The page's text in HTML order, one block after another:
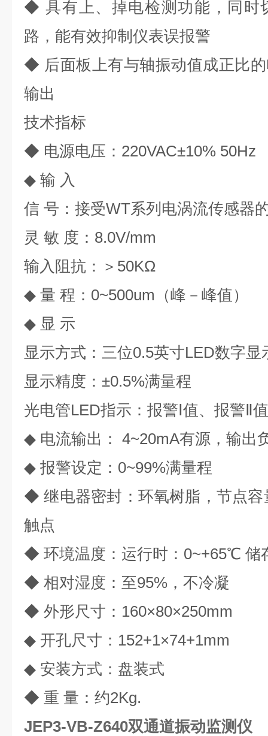
◆ 具有上、掉电检测功能，同时
路，能有效抑制仪表误报警
◆ 后面板上有与轴振动值成正比
输出
技术指标
◆ 电源电压：220VAC±10% 50Hz
◆ 输 入
信 号：接受WT系列电涡流传感器
灵 敏 度：8.0V/mm
输入阻抗：＞50KΩ
◆ 量 程：0~500um（峰－峰值）
◆ 显 示
显示方式：三位0.5英寸LED数字显
显示精度：±0.5%满量程
光电管LED指示：报警Ⅰ值、报警Ⅱ
◆ 电流输出： 4~20mA有源，输出
◆ 报警设定：0~99%满量程
◆ 继电器密封：环氧树脂，节点容
触点
◆ 环境温度：运行时：0~+65℃
◆ 相对湿度：至95%，不冷凝
◆ 外形尺寸：160×80×250mm
◆ 开孔尺寸：152+1×74+1mm
◆ 安装方式：盘装式
◆ 重 量：约2Kg.
JEP3-VB-Z640双通道振动监测仪